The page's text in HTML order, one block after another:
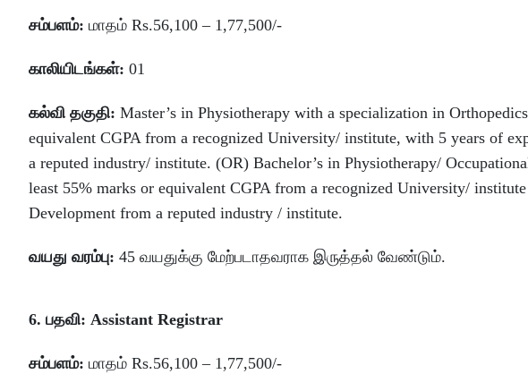
சம்பளம்: மாதம் Rs.56,100 – 1,77,500/-
காலியிடங்கள்: 01
கல்வி தகுதி: Master’s in Physiotherapy with a specialization in
equivalent CGPA from a recognized University/ institute, with 5 years of
a reputed industry/ institute. (OR) Bachelor’s in Physiotherapy/
least 55% marks or equivalent CGPA from a recognized University/
Development from a reputed industry / institute.
வயது வரம்பு: 45 வயதுக்கு மேற்படாதவராக இருத்தல் வேண்டும்.
6. பதவி: Assistant Registrar
சம்பளம்: மாதம் Rs.56,100 – 1,77,500/-